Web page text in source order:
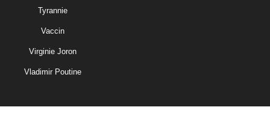
Tyrannie
Vaccin
Virginie Joron
Vladimir Poutine